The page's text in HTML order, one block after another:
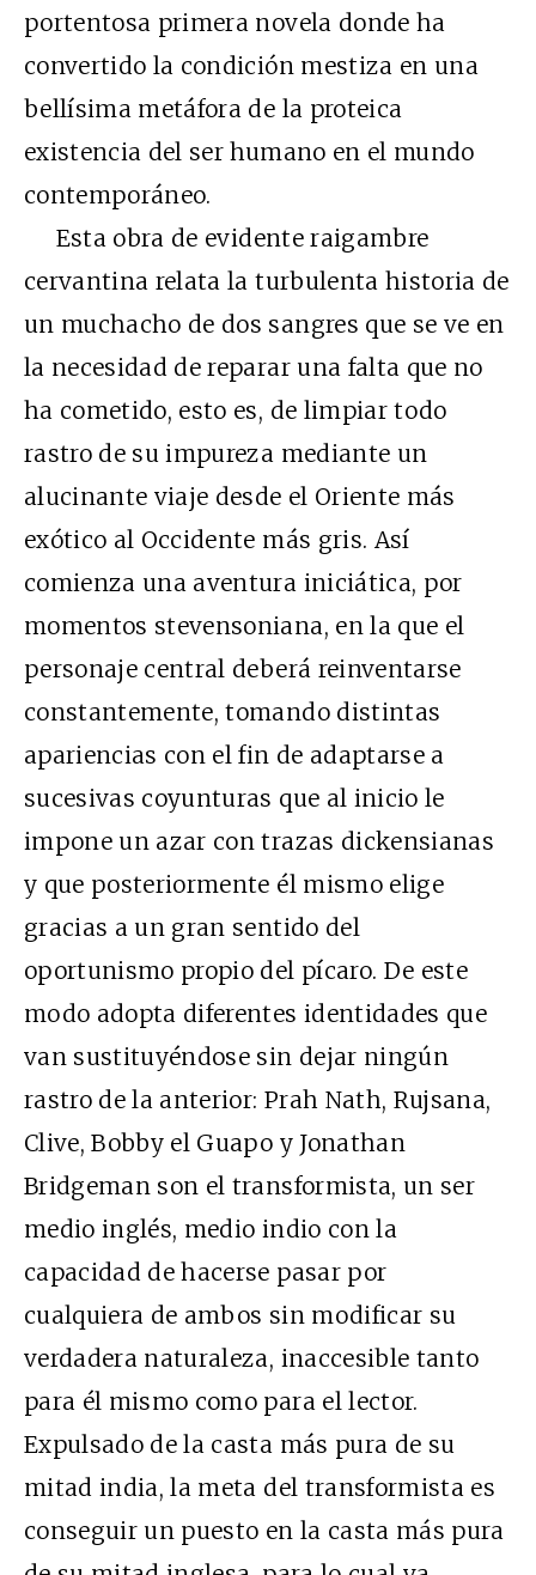
portentosa primera novela donde ha
convertido la condición mestiza en una
bellísima metáfora de la proteica
existencia del ser humano en el mundo
contemporáneo.
Esta obra de evidente raigambre
cervantina relata la turbulenta historia de
un muchacho de dos sangres que se ve en
la necesidad de reparar una falta que no
ha cometido, esto es, de limpiar todo
rastro de su impureza mediante un
alucinante viaje desde el Oriente más
exótico al Occidente más gris. Así
comienza una aventura iniciática, por
momentos stevensoniana, en la que el
personaje central deberá reinventarse
constantemente, tomando distintas
apariencias con el fin de adaptarse a
sucesivas coyunturas que al inicio le
impone un azar con trazas dickensianas
y que posteriormente él mismo elige
gracias a un gran sentido del
oportunismo propio del pícaro. De este
modo adopta diferentes identidades que
van sustituyéndose sin dejar ningún
rastro de la anterior: Prah Nath, Rujsana,
Clive, Bobby el Guapo y Jonathan
Bridgeman son el transformista, un ser
medio inglés, medio indio con la
capacidad de hacerse pasar por
cualquiera de ambos sin modificar su
verdadera naturaleza, inaccesible tanto
para él mismo como para el lector.
Expulsado de la casta más pura de su
mitad india, la meta del transformista es
conseguir un puesto en la casta más pura